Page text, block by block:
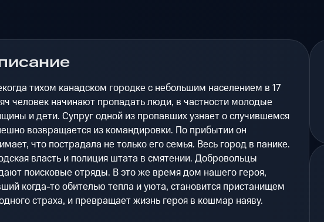
тихом канадском городке с небольшим населением в 17
человек начинают пропадать люди, в частности молодые
и дети. Супруг одной из пропавших узнает о случившемся
возвращается из командировки. По прибытии он
что пострадала не только его семья. Весь город в панике.
власть и полиция штата в смятении. Добровольцы
поисковые отряды. В это же время дом нашего героя,
когда-то обителью тепла и уюта, становится пристанищем
страха, и превращает жизнь героя в кошмар наяву.